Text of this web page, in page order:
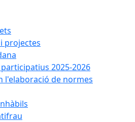
projectes
2025-2026
l'elaboració de normes